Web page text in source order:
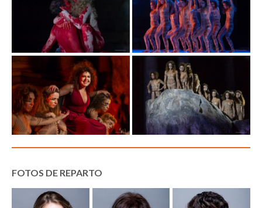
FOTOS DE REPARTO